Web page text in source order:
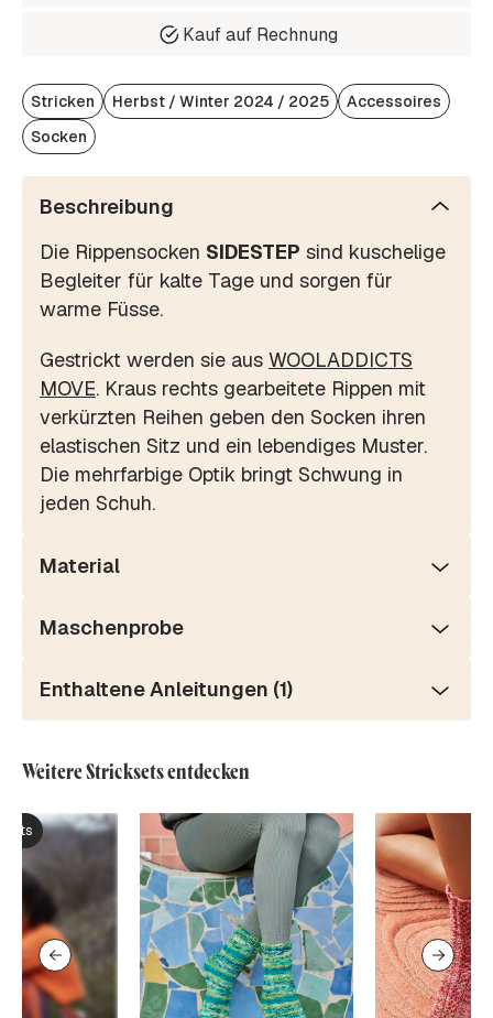
Kauf auf Rechnung
Stricken Herbst / Winter 2024 / 2025
Accessoires
Socken
Beschreibung
Die Rippensocken SIDESTEP sind kuschelige
Begleiter für kalte Tage und sorgen für
warme Füsse.
Gestrickt werden sie aus WOOLADDICTS
MOVE. Kraus rechts gearbeitete Rippen mit
verkürzten Reihen geben den Socken ihren
elastischen Sitz und ein lebendiges Muster.
Die mehrfarbige Optik bringt Schwung in
jeden Schuh.
Material
Maschenprobe
Enthaltene Anleitungen (1)
Weitere Stricksets entdecken